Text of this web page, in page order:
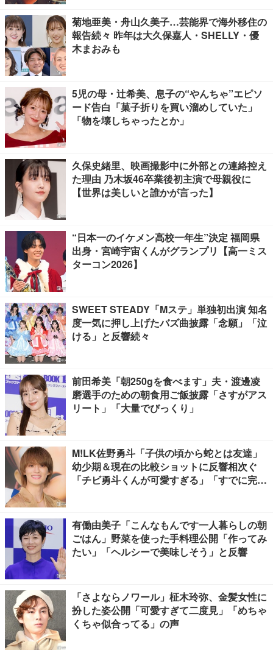
菊地亜美・舟山久美子…芸能界で海外移住の
報告続々 昨年は大久保嘉人・SHELLY・優
木まおみも
5児の母・辻希美、息子の“やんちゃ”エピソ
ード告白「菓子折りを買い溜めしていた」
「物を壊しちゃったとか」
久保史緒里、映画撮影中に外部との連絡控え
た理由 乃木坂46卒業後初主演で母親役に
【世界は美しいと誰かが言った】
“日本一のイケメン高校一年生”決定 福岡県
出身・宮崎宇宙くんがグランプリ【高一ミス
ターコン2026】
SWEET STEADY「Mステ」単独初出演 知名
度一気に押し上げたバズ曲披露「念願」「泣
ける」と反響続々
前田希美「朝250gを食べます」夫・渡邊凌
磨選手のための朝食用ご飯披露「さすがアス
リート」「大量でびっくり」
M!LK佐野勇斗「子供の頃から蛇とは友達」
幼少期＆現在の比較ショットに反響相次ぐ
「チビ勇斗くんが可愛すぎる」「すでに完成
有働由美子「こんなもんです一人暮らしの朝
ごはん」野菜を使った手料理公開「作ってみ
たい」「ヘルシーで美味しそう」と反響
「さよならノワール」柾木玲弥、金髪女性に
扮した姿公開「可愛すぎて二度見」「めちゃ
くちゃ似合ってる」の声